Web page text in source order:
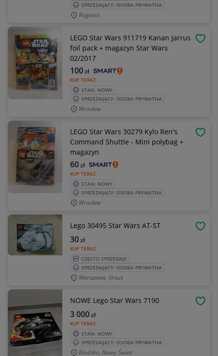
SPRZEDAJĄCY: OSOBA PRYWATNA
Rogowo
LEGO Star Wars 911719 Kanan Jarrus
foil pack + magazyn Star Wars
02/2017
KUP TERAZ
100zł
STAN: NOWY
SPRZEDAJĄCY: OSOBA PRYWATNA
Wrocław
LEGO Star Wars 30279 Kylo Ren's
Command Shuttle - Mini polybag +
magazyn
KUP TERAZ
60zł
STAN: NOWY
SPRZEDAJĄCY: OSOBA PRYWATNA
Wrocław
Lego 30495 Star Wars AT-ST
KUP TERAZ
30zł
CZĘSTO SPRZEDAJE
SPRZEDAJĄCY: OSOBA PRYWATNA
Warszawa, Ursus
NOWE Lego Star Wars 7190
KUP TERAZ
3 000zł
STAN: NOWY
SPRZEDAJĄCY: OSOBA PRYWATNA
Kłodzko, Nowy Świat